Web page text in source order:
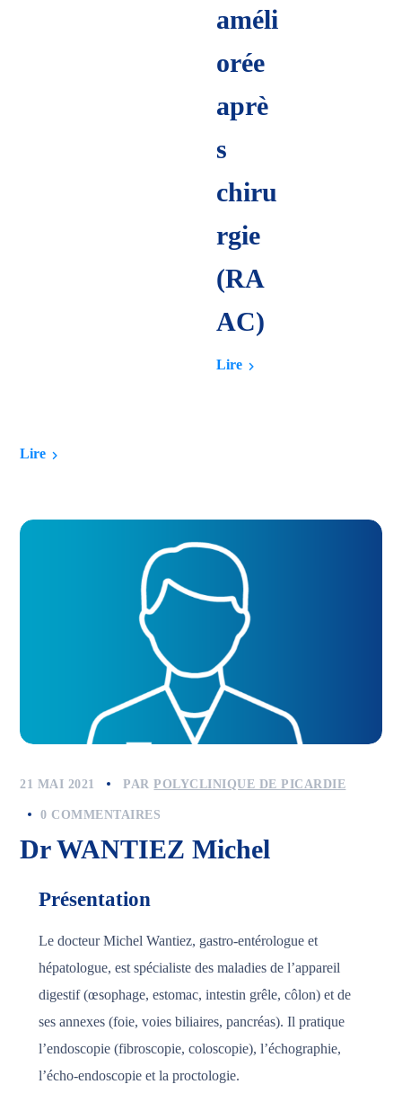
améli
orée
aprè
s
chiru
rgie
(RA
AC)
Lire
Lire
21 MAI 2021 PARPOLYCLINIQUE DE PICARDIE
0 COMMENTAIRES
Dr WANTIEZ Michel
Présentation
Le docteur Michel Wantiez, gastro-entérologue et
hépatologue, est spécialiste des maladies de l’appareil
digestif (œsophage, estomac, intestin grêle, côlon) et de
ses annexes (foie, voies biliaires, pancréas). Il pratique
l’endoscopie (fibroscopie, coloscopie), l’échographie,
l’écho-endoscopie et la proctologie.